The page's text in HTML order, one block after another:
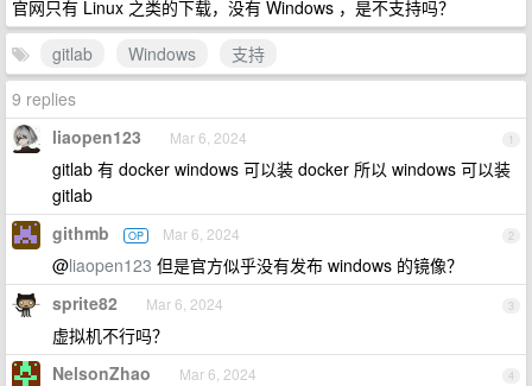
官网只有 Linux 之类的下载，没有 Windows ，是不支持吗？
gitlab
Windows
支持
9 replies
1
liaopen123 Mar 6, 2024
gitlab 有 docker windows 可以装 docker 所以 windows 可以装
gitlab
2
githmb OP Mar 6, 2024
@liaopen123 但是官方似乎没有发布 windows 的镜像？
3
sprite82 Mar 6, 2024
虚拟机不行吗？
4
NelsonZhao Mar 6, 2024